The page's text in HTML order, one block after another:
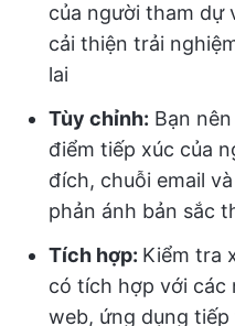
của người tham dự
cải thiện trải
lai
Tùy chỉnh: Bạn
điểm tiếp xúc của
đích, chuỗi email
phản ánh bản sắc
Tích hợp: Kiểm tra
có tích hợp với các
web, ứng dụng tiếp